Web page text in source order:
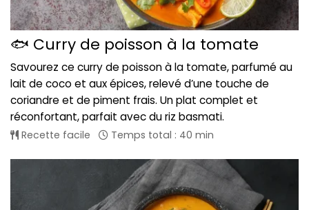
🐟 Curry de poisson à la tomate
Savourez ce curry de poisson à la tomate, parfumé au
lait de coco et aux épices, relevé d’une touche de
coriandre et de piment frais. Un plat complet et
réconfortant, parfait avec du riz basmati.
Recette facile Temps total : 40 min